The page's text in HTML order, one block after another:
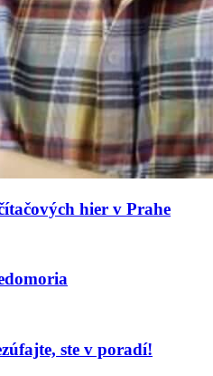
hier v Prahe
ste v poradí!